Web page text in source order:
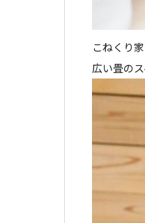
こねくり
広い畳の